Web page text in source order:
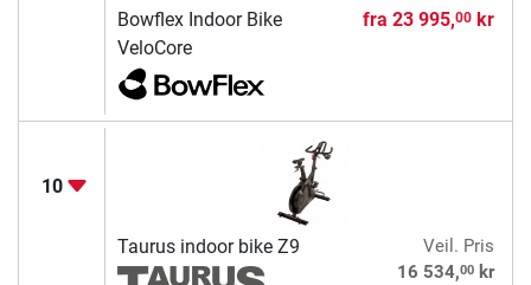
Bowflex Indoor Bike
VeloCore
fra 23 995,00kr
10
Taurus indoor bike Z9
Veil. Pris
16 534,00kr